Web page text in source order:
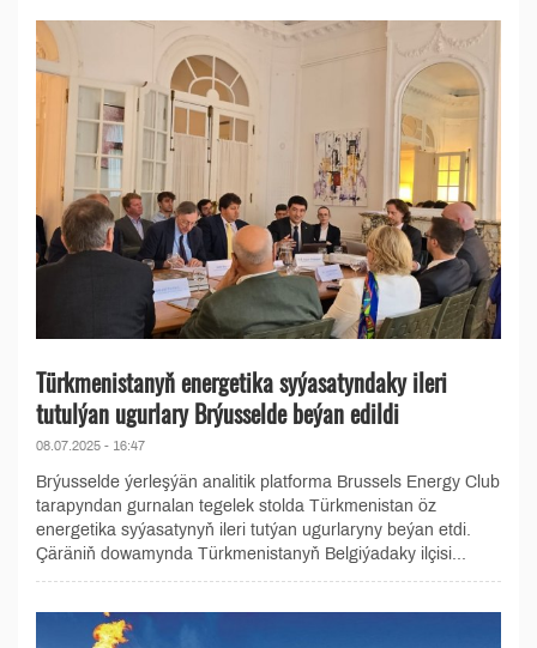
Türkmenistanyň energetika syýasatyndaky ileri
tutulýan ugurlary Brýusselde beýan edildi
08.07.2025 - 16:47
Brýusselde ýerleşýän analitik platforma Brussels Energy Club
tarapyndan gurnalan tegelek stolda Türkmenistan öz
energetika syýasatynyň ileri tutýan ugurlaryny beýan etdi.
Çäräniň dowamynda Türkmenistanyň Belgiýadaky ilçisi...